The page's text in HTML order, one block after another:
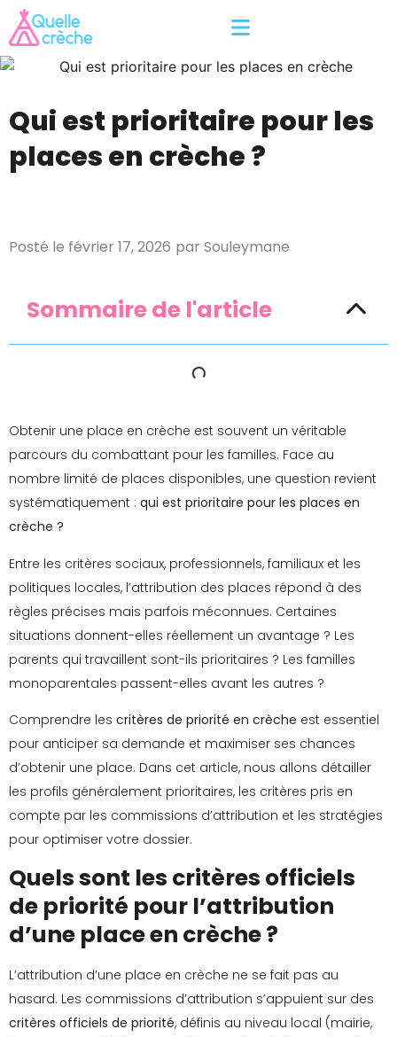
Qui est prioritaire pour les
places en crèche ?
Posté le février 17, 2026 par Souleymane
Sommaire de l'article
Obtenir une place en crèche est souvent un véritable
parcours du combattant pour les familles. Face au
nombre limité de places disponibles, une question revient
systématiquement : qui est prioritaire pour les places en
crèche ?
Entre les critères sociaux, professionnels, familiaux et les
politiques locales, l’attribution des places répond à des
règles précises mais parfois méconnues. Certaines
situations donnent-elles réellement un avantage ? Les
parents qui travaillent sont-ils prioritaires ? Les familles
monoparentales passent-elles avant les autres ?
Comprendre les critères de priorité en crèche est essentiel
pour anticiper sa demande et maximiser ses chances
d’obtenir une place. Dans cet article, nous allons détailler
les profils généralement prioritaires, les critères pris en
compte par les commissions d’attribution et les stratégies
pour optimiser votre dossier.
Quels sont les critères officiels
de priorité pour l’attribution
d’une place en crèche ?
L’attribution d’une place en crèche ne se fait pas au
hasard. Les commissions d’attribution s’appuient sur des
critères officiels de priorité, définis au niveau local (mairie,